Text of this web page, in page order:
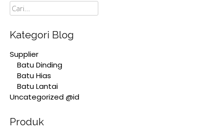
Cari
Kategori Blog
Supplier
Batu Dinding
Batu Hias
Batu Lantai
Uncategorized @id
Produk